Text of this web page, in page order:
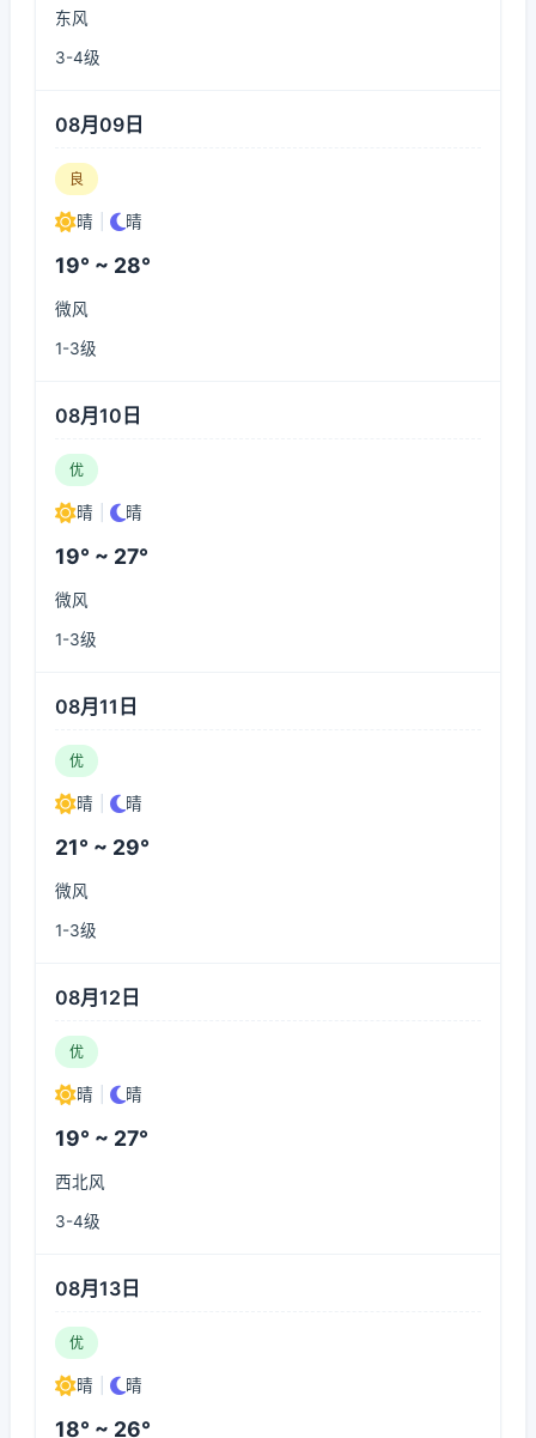
东风
3-4级
08月09日
良
晴 晴
19° ~ 28°
微风
1-3级
08月10日
优
晴 晴
19° ~ 27°
微风
1-3级
08月11日
优
晴 晴
21° ~ 29°
微风
1-3级
08月12日
优
晴 晴
19° ~ 27°
西北风
3-4级
08月13日
优
晴 晴
18° ~ 26°